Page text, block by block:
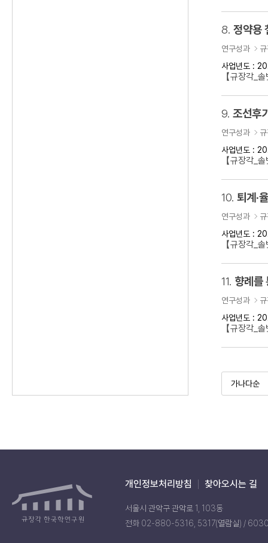
8. 정약용
연구성과
사업년도 :
【규장각_
9. 조선후
연구성과
사업년도 :
【규장각_
10. 퇴계·
연구성과
사업년도 :
【규장각_
11. 향례를
연구성과
사업년도 :
【규장각_
개인정보처리방침 찾아오시는 길
서울시 관악구 관악로 1, 103동
전화 02-880-5316, 5317(열람실) /